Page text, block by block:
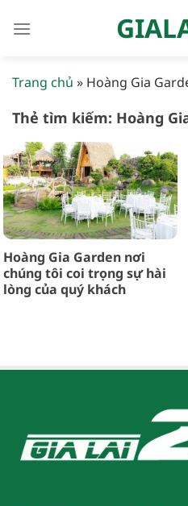
qua
Trang chủ » Hoàng Gia
Thẻ tìm kiếm: Hoàng
Hoàng Gia Garden nơi
chúng tôi coi trọng sự hài
lòng của quý khách